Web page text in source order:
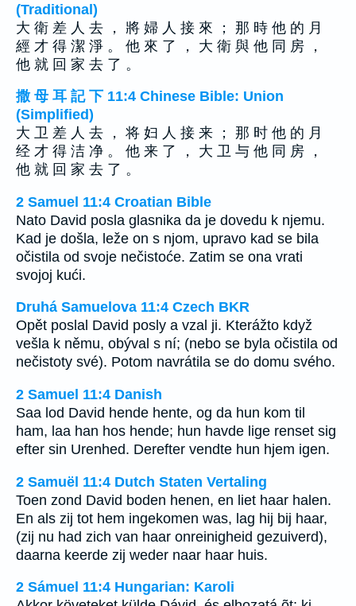
(Traditional)
大 衛 差 人 去 ， 將 婦 人 接 來 ； 那 時 他 的 月
經 才 得 潔 淨 。 他 來 了 ， 大 衛 與 他 同 房 ，
他 就 回 家 去 了 。
撒 母 耳 記 下 11:4 Chinese Bible: Union
(Simplified)
大 卫 差 人 去 ， 将 妇 人 接 来 ； 那 时 他 的 月
经 才 得 洁 净 。 他 来 了 ， 大 卫 与 他 同 房 ，
他 就 回 家 去 了 。
2 Samuel 11:4 Croatian Bible
Nato David posla glasnika da je dovedu k njemu.
Kad je došla, leže on s njom, upravo kad se bila
očistila od svoje nečistoće. Zatim se ona vrati
svojoj kući.
Druhá Samuelova 11:4 Czech BKR
Opět poslal David posly a vzal ji. Kterážto když
vešla k němu, obýval s ní; (nebo se byla očistila od
nečistoty své). Potom navrátila se do domu svého.
2 Samuel 11:4 Danish
Saa lod David hende hente, og da hun kom til
ham, laa han hos hende; hun havde lige renset sig
efter sin Urenhed. Derefter vendte hun hjem igen.
2 Samuël 11:4 Dutch Staten Vertaling
Toen zond David boden henen, en liet haar halen.
En als zij tot hem ingekomen was, lag hij bij haar,
(zij nu had zich van haar onreinigheid gezuiverd),
daarna keerde zij weder naar haar huis.
2 Sámuel 11:4 Hungarian: Karoli